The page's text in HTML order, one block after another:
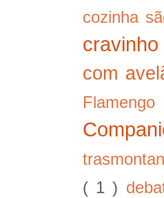
cozinha
cravinho
com
Flamengo
( 1 )